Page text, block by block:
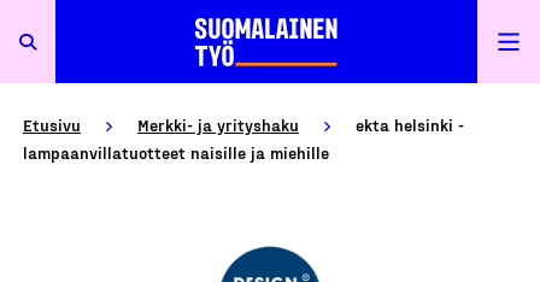
Etusivu Merkki- ja yrityshaku
ekta helsinki -
lampaanvillatuotteet naisille ja miehille